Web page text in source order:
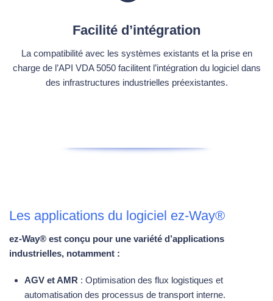
Facilité d’intégration
La compatibilité avec les systèmes existants et la prise en
charge de l’API VDA 5050 facilitent l’intégration du logiciel dans
des infrastructures industrielles préexistantes.
Les applications du logiciel ez-Way®
ez-Way® est conçu pour une variété d’applications
industrielles, notamment :
AGV et AMR : Optimisation des flux logistiques et
automatisation des processus de transport interne.